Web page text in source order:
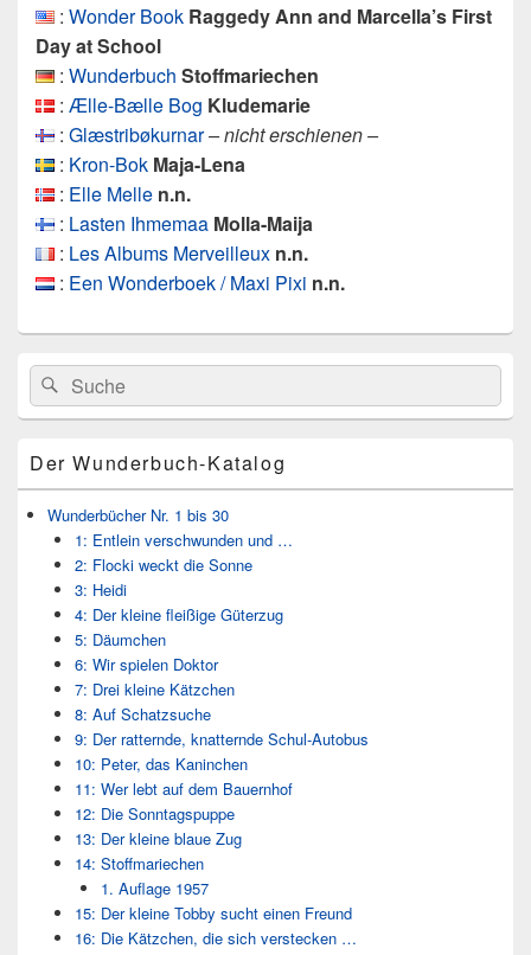
: Wonder Book Raggedy Ann and Marcella’s First
Day at School
: Wunderbuch Stoffmariechen
: Ælle-Bælle Bog Kludemarie
: Glæstribøkurnar– nicht erschienen –
: Kron-Bok Maja-Lena
: Elle Melle n.n.
: Lasten Ihmemaa Molla-Maija
: Les Albums Merveilleux n.n.
: Een Wonderboek / Maxi Pixi n.n.
Primärer
Seitenleisten
Widget-
Bereich
Search
for:
Suche
Der Wunderbuch-Katalog
Wunderbücher Nr. 1 bis 30
1: Entlein verschwunden und …
2: Flocki weckt die Sonne
3: Heidi
4: Der kleine fleißige Güterzug
5: Däumchen
6: Wir spielen Doktor
7: Drei kleine Kätzchen
8: Auf Schatzsuche
9: Der ratternde, knatternde Schul-Autobus
10: Peter, das Kaninchen
11: Wer lebt auf dem Bauernhof
12: Die Sonntagspuppe
13: Der kleine blaue Zug
14: Stoffmariechen
1. Auflage 1957
15: Der kleine Tobby sucht einen Freund
16: Die Kätzchen, die sich verstecken …